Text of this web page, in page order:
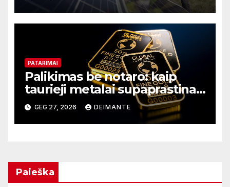
PATARIMAI
Palikimas be notaro: kaip
taurieji metalai supaprastina
turto perdavimą
GEG 27, 2026 DEIMANTE
Paieška